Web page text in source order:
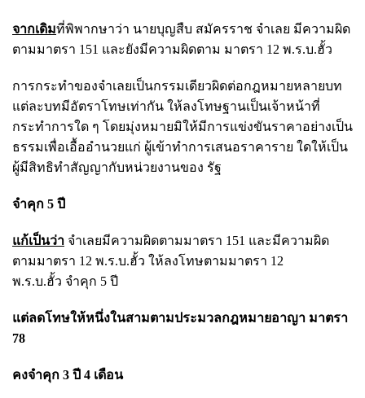
จากเดิมที่พิพากษาว่า นายบุญสืบ สมัครราช จำเลย มีความผิด
ตามมาตรา 151 และยังมีความผิดตาม มาตรา 12 พ.ร.บ.ฮั้ว
การกระทำของจำเลยเป็นกรรมเดียวผิดต่อกฎหมายหลายบท
แต่ละบทมีอัตราโทษเท่ากัน ให้ลงโทษฐานเป็นเจ้าหน้าที่
กระทำการใด ๆ โดยมุ่งหมายมิให้มีการแข่งขันราคาอย่างเป็น
ธรรมเพื่อเอื้ออำนวยแก่ ผู้เข้าทำการเสนอราคาราย ใดให้เป็น
ผู้มีสิทธิทำสัญญากับหน่วยงานของ รัฐ
จำคุก 5 ปี
แก้เป็นว่า จำเลยมีความผิดตามมาตรา 151 และมีความผิด
ตามมาตรา 12 พ.ร.บ.ฮั้ว ให้ลงโทษตามมาตรา 12
พ.ร.บ.ฮั้ว จำคุก 5 ปี
แต่ลดโทษให้หนึ่งในสามตามประมวลกฎหมายอาญา มาตรา
78
คงจำคุก 3 ปี 4 เดือน